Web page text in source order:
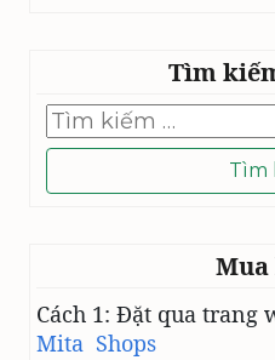
Ý
D
O
T
H
D
Tìm
Tìm
kiếm
cho:
Mua
Cách 1: Đặt qua trang
Mita Shops